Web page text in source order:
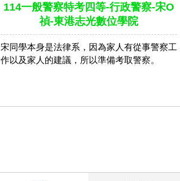
114一般警察特考四等-行政警察-宋O
禎-東港志光數位學院
宋同學本身是法律系，因為家人有從事警察工
作以及家人的建議，所以準備考取警察。